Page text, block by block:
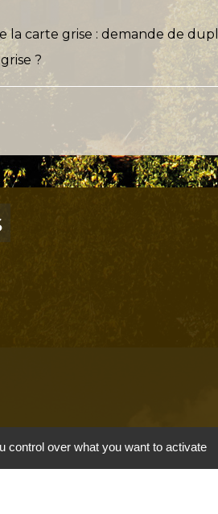
la carte grise : demande de
?
control over what you want to activate